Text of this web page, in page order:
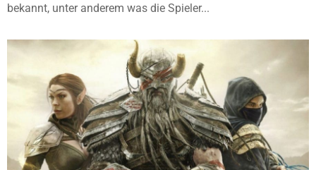
bekannt, unter anderem was die Spieler...